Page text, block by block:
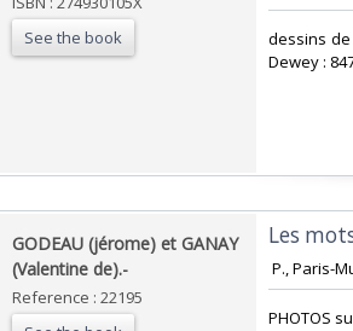
See the book
‎dessins
Dewey :
‎GODEAU (jérome) et GANAY
(Valentine de).-‎
Reference : 22195
‎Les
P., Paris-
‎PHOTOS